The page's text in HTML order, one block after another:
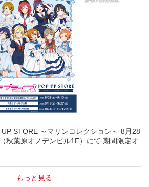
UP STORE ～マリンコレクション～ 8月28
秋葉原オノデンビル1F）にて 期間限定オ
もっと見る